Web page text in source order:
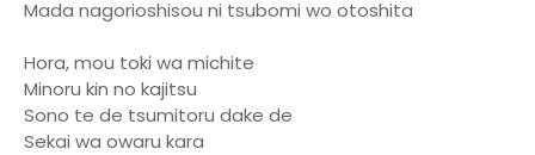
Mada nagorioshisou ni tsubomi wo otoshita
Hora, mou toki wa michite
Minoru kin no kajitsu
Sono te de tsumitoru dake de
Sekai wa owaru kara